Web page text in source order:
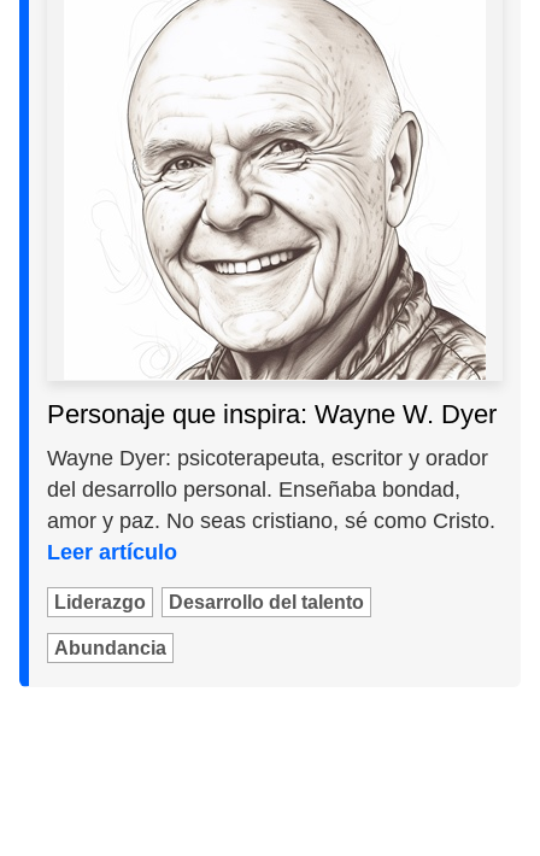
Personaje que inspira: Wayne W. Dyer
Wayne Dyer: psicoterapeuta, escritor y orador
del desarrollo personal. Enseñaba bondad,
amor y paz. No seas cristiano, sé como Cristo.
Leer artículo
Liderazgo Desarrollo del talento
Abundancia